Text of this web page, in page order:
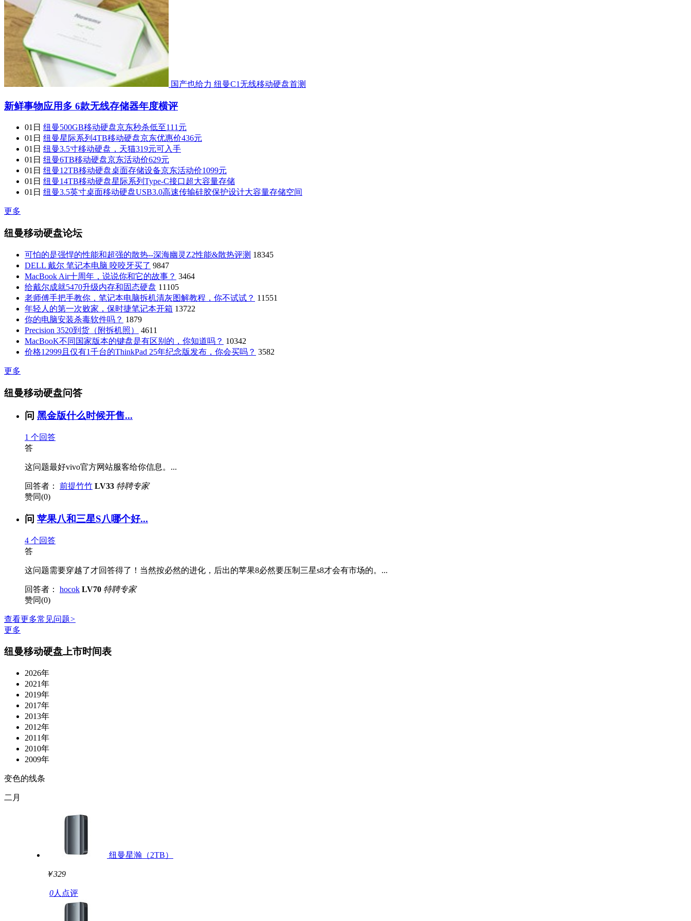
国产也给力 纽曼C1无线移动硬盘首测
新鲜事物应用多 6款无线存储器年度横评
01日 纽曼500GB移动硬盘京东秒杀低至111元
01日 纽曼星际系列4TB移动硬盘京东优惠价436元
01日 纽曼3.5寸移动硬盘，天猫319元可入手
01日 纽曼6TB移动硬盘京东活动价629元
01日 纽曼12TB移动硬盘桌面存储设备京东活动价1099元
01日 纽曼14TB移动硬盘星际系列Type-C接口超大容量存储
01日 纽曼3.5英寸桌面移动硬盘USB3.0高速传输硅胶保护设计大容量存储空间
更多
纽曼移动硬盘论坛
可怕的是强悍的性能和超强的散热--深海幽灵Z2性能&散热评测 18345
DELL 戴尔 笔记本电脑 咬咬牙买了 9847
MacBook Air十周年，说说你和它的故事？ 3464
给戴尔成就5470升级内存和固态硬盘 11105
老师傅手把手教你，笔记本电脑拆机清灰图解教程，你不试试？ 11551
年轻人的第一次败家，保时捷笔记本开箱 13722
你的电脑安装杀毒软件吗？ 1879
Precision 3520到货（附拆机照）
4611
MacBooK不同国家版本的键盘是有区别的，你知道吗？ 10342
价格12999且仅有1千台的ThinkPad 25年纪念版发布，你会买吗？ 3582
更多
纽曼移动硬盘问答
问 黑金版什么时候开售...
1 个回答
答
这问题最好vivo官方网站服客给你信息。...
回答者： 前提竹竹 LV33 特聘专家
赞同(0)
问 苹果八和三星S八哪个好...
4 个回答
答
这问题需要穿越了才回答得了！当然按必然的进化，后出的苹果8必然要压制三星s8才会有市场的。...
回答者： hocok LV70 特聘专家
赞同(0)
查看更多常见问题>
更多
纽曼移动硬盘上市时间表
2026年
2021年
2019年
2017年
2013年
2012年
2011年
2010年
2009年
变色的线条
二月
纽曼星瀚（2TB）
￥329
0人点评